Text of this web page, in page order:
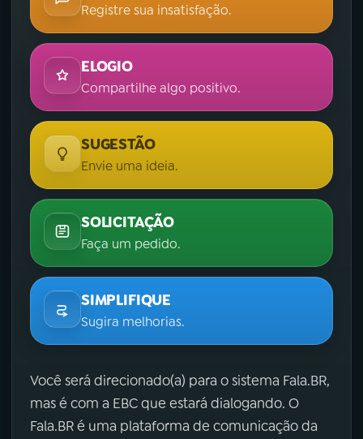
Registre sua insatisfação.
ELOGIO
Compartilhe algo positivo.
SUGESTÃO
Envie uma ideia.
SOLICITAÇÃO
Faça um pedido.
SIMPLIFIQUE
Sugira melhorias.
Você será direcionado(a) para o sistema Fala.BR,
mas é com a EBC que estará dialogando. O
Fala.BR é uma plataforma de comunicação da